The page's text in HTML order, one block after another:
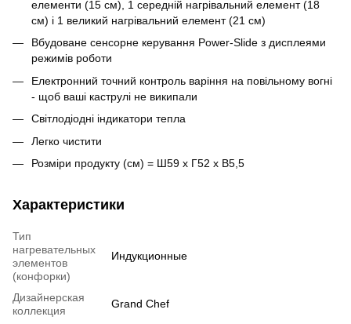
елементи (15 см), 1 середній нагрівальний елемент (18
см) і 1 великий нагрівальний елемент (21 см)
Вбудоване сенсорне керування Power-Slide з дисплеями
режимів роботи
Електронний точний контроль варіння на повільному вогні
- щоб ваші каструлі не википали
Світлодіодні індикатори тепла
Легко чистити
Розміри продукту (см) = Ш59 х Г52 х В5,5
Характеристики
Тип
нагревательных
элементов
(конфорки)
Индукционные
Дизайнерская
коллекция
Grand Chef